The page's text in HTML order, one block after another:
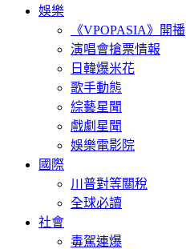
娛樂
《VPOPASIA》開播
演唱會搶票情報
日韓爆米花
歌手動態
綜藝星聞
戲劇星聞
娛樂電影院
國際
川普對等關稅
全球必讀
社會
毒駕連爆